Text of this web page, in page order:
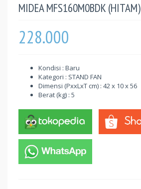
MIDEA MFS160M0BDK (HITAM)
228.000
Kondisi : Baru
Kategori : STAND FAN
Dimensi (PxxLxT cm) : 42 x 10 x 56
Berat (kg) : 5